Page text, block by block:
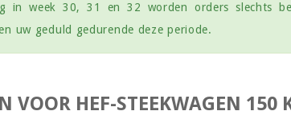
in week 30, 31 en 32 worden orders slechts
uw geduld gedurende deze periode.
VOOR HEF-STEEKWAGEN 150